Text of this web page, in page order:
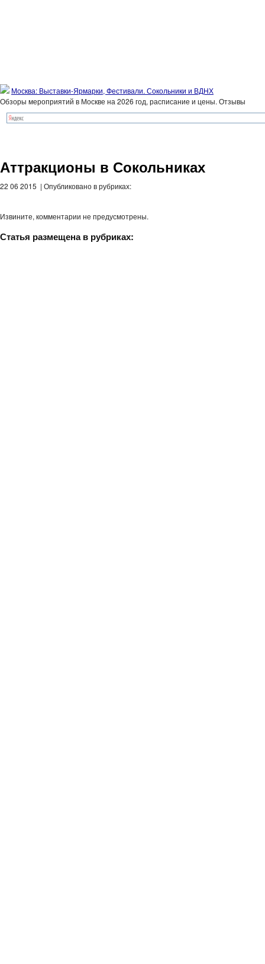
Москва: Выставки-Ярмарки, Фестивали. Сокольники и ВДНХ
Обзоры мероприятий в Москве на 2026 год, расписание и цены. Отзывы
Аттракционы в Сокольниках
22 06 2015 | Опубликовано в рубриках:
Извините, комментарии не предусмотрены.
Статья размещена в рубриках: